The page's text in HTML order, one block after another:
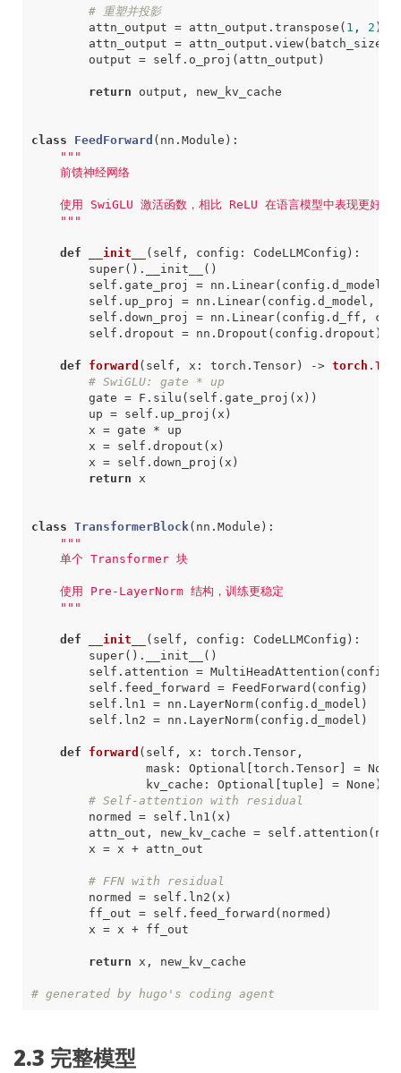
# 重塑并投影
attn_output = attn_output . transpose ( 1 , 2 )
attn_output = attn_output . view( batch_size
output = self . o_proj ( attn_output )
return output , new_kv_cache
class FeedForward ( nn . Module ) :
    前馈神经网络
    """
def __init__ ( self , config : CodeLLMConfig ) :
super() . __init__
()
self . gate_proj = nn . Linear( config . d_model
self . up_proj = nn . Linear( config . d_model ,
self . down_proj = nn . Linear( config . d_ff ,
self . dropout = nn . Dropout ( config . dropout )
def forward ( self , x : torch . Tensor) -> torch .
# SwiGLU: gate * up
gate = F . silu ( self . gate_proj ( x ))
up = self . up_proj ( x )
x = gate *
up
x = self . dropout ( x )
x = self . down_proj ( x )
return
x
class TransformerBlock ( nn . Module ) :
    单个 Transformer 块
    """
def __init__ ( self , config : CodeLLMConfig ) :
super() . __init__
()
self . attention = MultiHeadAttention ( config
self . feed_forward = FeedForward ( config )
self . ln1 = nn . LayerNorm( config . d_model )
self . ln2 = nn . LayerNorm( config . d_model )
def forward ( self , x : torch . Tensor,
mask : Optional [torch . Tensor] = None
kv_cache : Optional [tuple ] = None )
# Self-attention with residual
normed
= self . ln1 ( x )
attn_out , new_kv_cache = self . attention (
x = x + attn_out
# FFN with residual
normed
= self . ln2 ( x )
ff_out = self . feed_forward ( normed )
x = x + ff_out
return x , new_kv_cache
# generated by hugo's coding agent
2.3 完整模型